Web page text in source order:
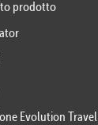
prodotto
Evolution Travel